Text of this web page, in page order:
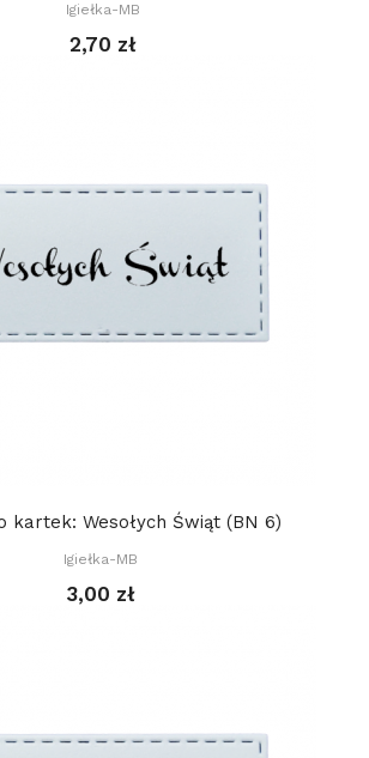
Igiełka-MB
2,70 zł
kartek: Wesołych Świąt (BN 6)
Igiełka-MB
3,00 zł